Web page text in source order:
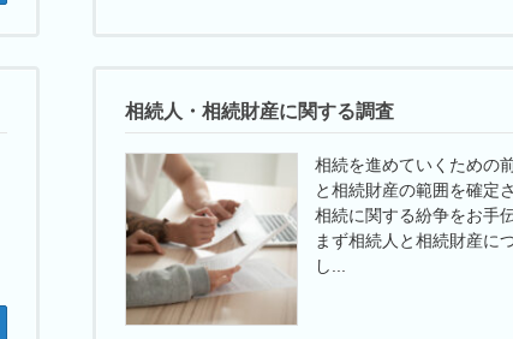
相続人・相続財産に関する調査
相続を進めていくための
と相続財産の範囲を確定
相続に関する紛争をお手
まず相続人と相続財産に
し...